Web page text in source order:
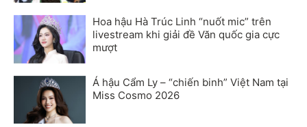
Hoa hậu Hà Trúc Linh “nuốt mic” trên
livestream khi giải đề Văn quốc gia cực
mượt
Á hậu Cẩm Ly – “chiến binh” Việt Nam tại
Miss Cosmo 2026